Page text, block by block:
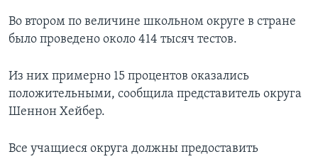
Во втором по величине школьном округе в стране
было проведено около 414 тысяч тестов.
Из них примерно 15 процентов оказались
положительными, сообщила представитель округа
Шеннон Хейбер.
Все учащиеся округа должны предоставить